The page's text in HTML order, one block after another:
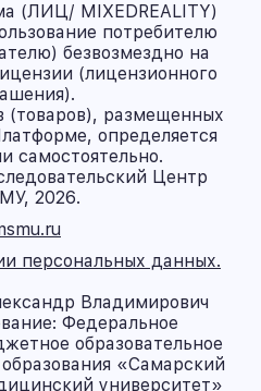
(ЛИЦ/ MIXEDREALITY)
потребителю
безвозмездно на
(лицензионного
(товаров), размещенных
определяется
самостоятельно.
Центр
2026.
персональных данных.
Владимирович
Федеральное
образовательное
«Самарский
университет»